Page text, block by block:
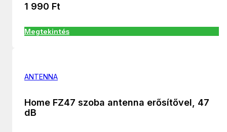
1 990 Ft
Megtekintés
ANTENNA
Home FZ47 szoba antenna erősítővel, 47
dB